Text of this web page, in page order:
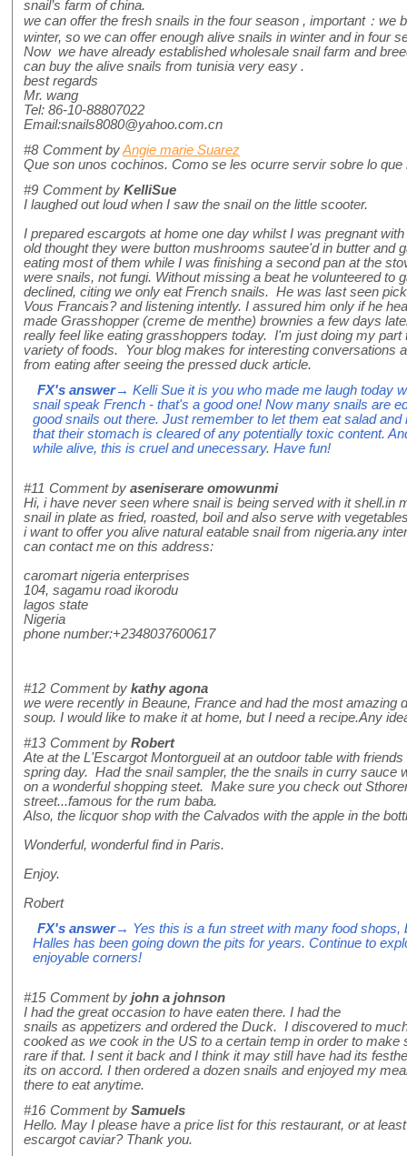
snail’s farm of china.
we can offer the fresh snails in the four season , important：we
winter, so we can offer enough alive snails in winter and in four
Now we have already established wholesale snail farm and
can buy the alive snails from tunisia very easy .
best regards
Mr. wang
Tel: 86-10-88807022
Email:snails8080@yahoo.com.cn
#8 Comment byAngie marie Suarez
Que son unos cochinos. Como se les ocurre servir sobre lo que
#9 Comment by KelliSue
I laughed out loud when I saw the snail on the little scooter.
I prepared escargots at home one day whilst I was pregnant
old thought they were button mushrooms sautee'd in butter and
eating most of them while I was finishing a second pan at the
were snails, not fungi. Without missing a beat he volunteered to
declined, citing we only eat French snails. He was last seen
Vous Francais? and listening intently. I assured him only if he
made Grasshopper (creme de menthe) brownies a few days
really feel like eating grasshoppers today. I'm just doing my part
variety of foods. Your blog makes for interesting conversations
from eating after seeing the pressed duck article.
FX's answer→ Kelli Sue it is you who made me laugh today
snail speak French - that's a good one! Now many snails are
good snails out there. Just remember to let them eat salad
that their stomach is cleared of any potentially toxic content.
while alive, this is cruel and unecessary. Have fun!
#11 Comment by aseniserare omowunmi
Hi, i have never seen where snail is being served with it shell.in
snail in plate as fried, roasted, boil and also serve with
i want to offer you alive natural eatable snail from nigeria.any
can contact me on this address:
caromart nigeria enterprises
104, sagamu road ikorodu
lagos state
Nigeria
phone number:+2348037600617
#12 Comment by kathy agona
we were recently in Beaune, France and had the most amazing
soup. I would like to make it at home, but I need a recipe.Any
#13 Comment by Robert
Ate at the L'Escargot Montorgueil at an outdoor table with
spring day. Had the snail sampler, the the snails in curry sauce
on a wonderful shopping steet. Make sure you check out
street...famous for the rum baba.
Also, the licquor shop with the Calvados with the apple in the
Wonderful, wonderful find in Paris.
Enjoy.
Robert
FX's answer→ Yes this is a fun street with many food shops,
Halles has been going down the pits for years. Continue to
enjoyable corners!
#15 Comment by john a johnson
I had the great occasion to have eaten there. I had the
snails as appetizers and ordered the Duck. I discovered to
cooked as we cook in the US to a certain temp in order to
rare if that. I sent it back and I think it may still have had its
its on accord. I then ordered a dozen snails and enjoyed my
there to eat anytime.
#16 Comment by Samuels
Hello. May I please have a price list for this restaurant, or at
escargot caviar? Thank you.